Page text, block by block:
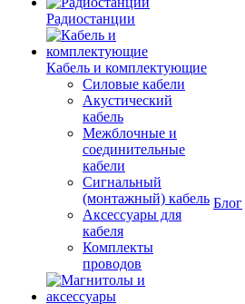
Радиостанции
Кабель и комплектующие
Силовые кабели
Акустический
кабель
Межблочные и
соединительные
кабели
Сигнальный
(монтажный) кабель
Аксессуары для
кабеля
Комплекты
проводов
Блог